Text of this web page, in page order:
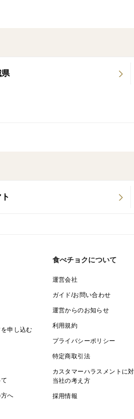
県
ト
申し込む
へ
食べチョクについて
運営会社
ガイド/お問い合わせ
運営からのお知らせ
利用規約
プライバシーポリシー
特定商取引法
カスタマーハラスメントに
当社の考え方
採用情報